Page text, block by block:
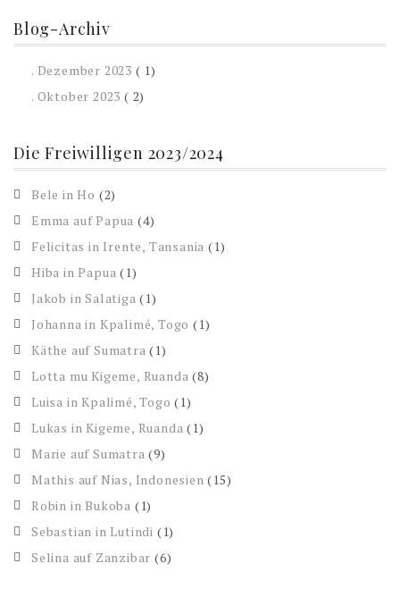
Blog-Archiv
. Dezember 2023 ( 1)
. Oktober 2023 ( 2)
Die Freiwilligen 2023/2024
Bele in Ho (2)
Emma auf Papua (4)
Felicitas in Irente, Tansania (1)
Hiba in Papua (1)
Jakob in Salatiga (1)
Johanna in Kpalimé, Togo (1)
Käthe auf Sumatra (1)
Lotta mu Kigeme, Ruanda (8)
Luisa in Kpalimé, Togo (1)
Lukas in Kigeme, Ruanda (1)
Marie auf Sumatra (9)
Mathis auf Nias, Indonesien (15)
Robin in Bukoba (1)
Sebastian in Lutindi (1)
Selina auf Zanzibar (6)